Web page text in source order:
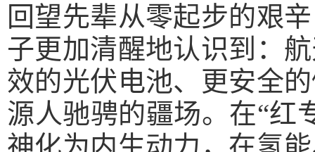
回望先辈从零起步的艰
子更加清醒地认识到：
效的光伏电池、更安全
源人驰骋的疆场。在“红